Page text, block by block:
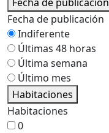
Fecha de publicación
Indiferente
Últimas 48 horas
Última semana
Último mes
Habitaciones
Habitaciones
0